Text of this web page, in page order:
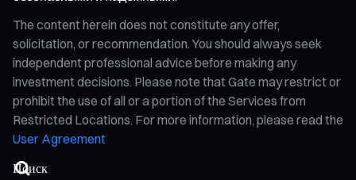
The content herein does not constitute any offer,
solicitation, or recommendation. You should always seek
independent professional advice before making any
investment decisions. Please note that Gate may restrict or
prohibit the use of all or a portion of the Services from
Restricted Locations. For more information, please read the
User Agreement